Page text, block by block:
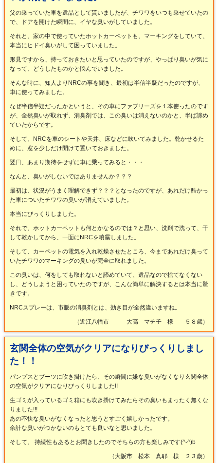
父の乗っていた車を遺品として貰いましたが、チワワをいつも乗せていたの
で、ドアを開けた瞬間に、イヤな臭いがしていました。
それと、家の中で使っていたホットカーペットも、マーキングをしていて、
本当にヒドイ臭いがして困っていました。
形見ですから、持っておきたいと思っていたのですが、やっぱり臭いが気に
なって、どうしたものかと悩んでいました。
そんな時に、知人よりNRCの事を聞き、最初は半信半疑だったのですが、
車に使ってみました。
なぜ半信半疑だったかというと、その車にファブリーズを１本使ったのです
が、全然臭いが取れず、消臭剤では、この臭いは消えないのかと、半ば諦め
ていたからです。
そして、NRCを車のシートや天井、床などに吹いてみました。乾かせるた
めに、窓を少しだけ開けて置いておきました。
翌日、あまり期待をせずに車に乗ってみると・・・
なんと、臭いがしないではありませんか？？？
最初は、状況がうまく理解できず？？？となったのですが、あれだけ酷かっ
た車についたチワワの臭いが消えていました。
本当にびっくりしました。
それで、ホットカーペットも何とかなるのでは？と思い、洗剤で洗って、干
して乾かしてから、一面にNRCを噴霧しました。
そして、カーペットの電気を入れ乾燥させたところ、今まであれだけ臭って
いたチワワのマーキングの臭いが完全に取れました。
この臭いは、何をしても取れないと諦めていて、遺品なので捨てなくない
し、どうしようと困っていたのですが、こんな簡単に解決するとは本当に驚
きです。
NRCスプレーは、市販の消臭剤とは、効き目が全然違いますね。
（近江八幡市 大高 マチ子 様 ５８歳）
玄関全体の空気がクリアになりびっくりしまし
た！！
パンプスとブーツに吹き掛けたら、その瞬間に嫌な臭いがなくなり玄関全体
の空気がクリアになりびっくりしました!!
生ゴミが入っているゴミ箱にも吹き掛けてみたらその臭いもまったく無くな
りました!!!
あの不快な臭いがなくなったと思うとすごく嬉しかったです。
余計な臭いがつかないのもとても良いなと思いました。
そして、 持続性もあるとお聞きしたのでそちらの方も楽しみです(^-^)b
（大阪市 松本 真耶 様 ２３歳）